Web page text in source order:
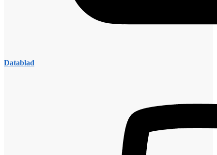
Datablad